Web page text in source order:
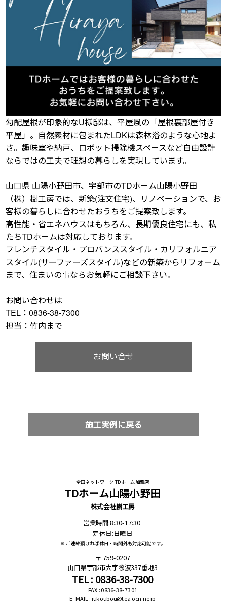
勾配屋根が印象的なU様邸は、平屋風の「屋根裏部屋付き
平屋」。自然素材に包まれたLDKは森林浴のような心地よ
さ。趣味室や納戸、ロボット掃除機スペースなど自由設計
ならではの工夫で理想の暮らしを実現しています。
山口県 山陽小野田市、宇部市のTDホーム山陽小野田
（株）樹工房では、新築(注文住宅)、リノベーションで、お
客様の暮らしに合わせたおうちをご提案致します。
高性能・省エネハウスはもちろん、長期優良住宅にも、私
たちTDホームは対応しております。
フレンチスタイル・プロバンススタイル・カリフォルニア
スタイル(サーファーズスタイル)などの新築からリフォーム
まで、住まいの事ならお気軽にご相談下さい。
お問い合わせは
TEL：0836-38-7300
担当：竹内まで
お問い合せ
施工実例に戻る
全国ネットワーク TDホーム加盟店
TDホーム山陽小野田
株式会社樹工房
営業時間:8:30-17:30
定休日:日曜日
※ ご連絡頂ければ休日・時間外も対応可能です。
759-0207
山口県宇部市大字際波337番地3
TEL : 0836-38-7300
FAX : 0836-38-7301
E-MAIL : jukoubou@tea.ocn.ne.jp